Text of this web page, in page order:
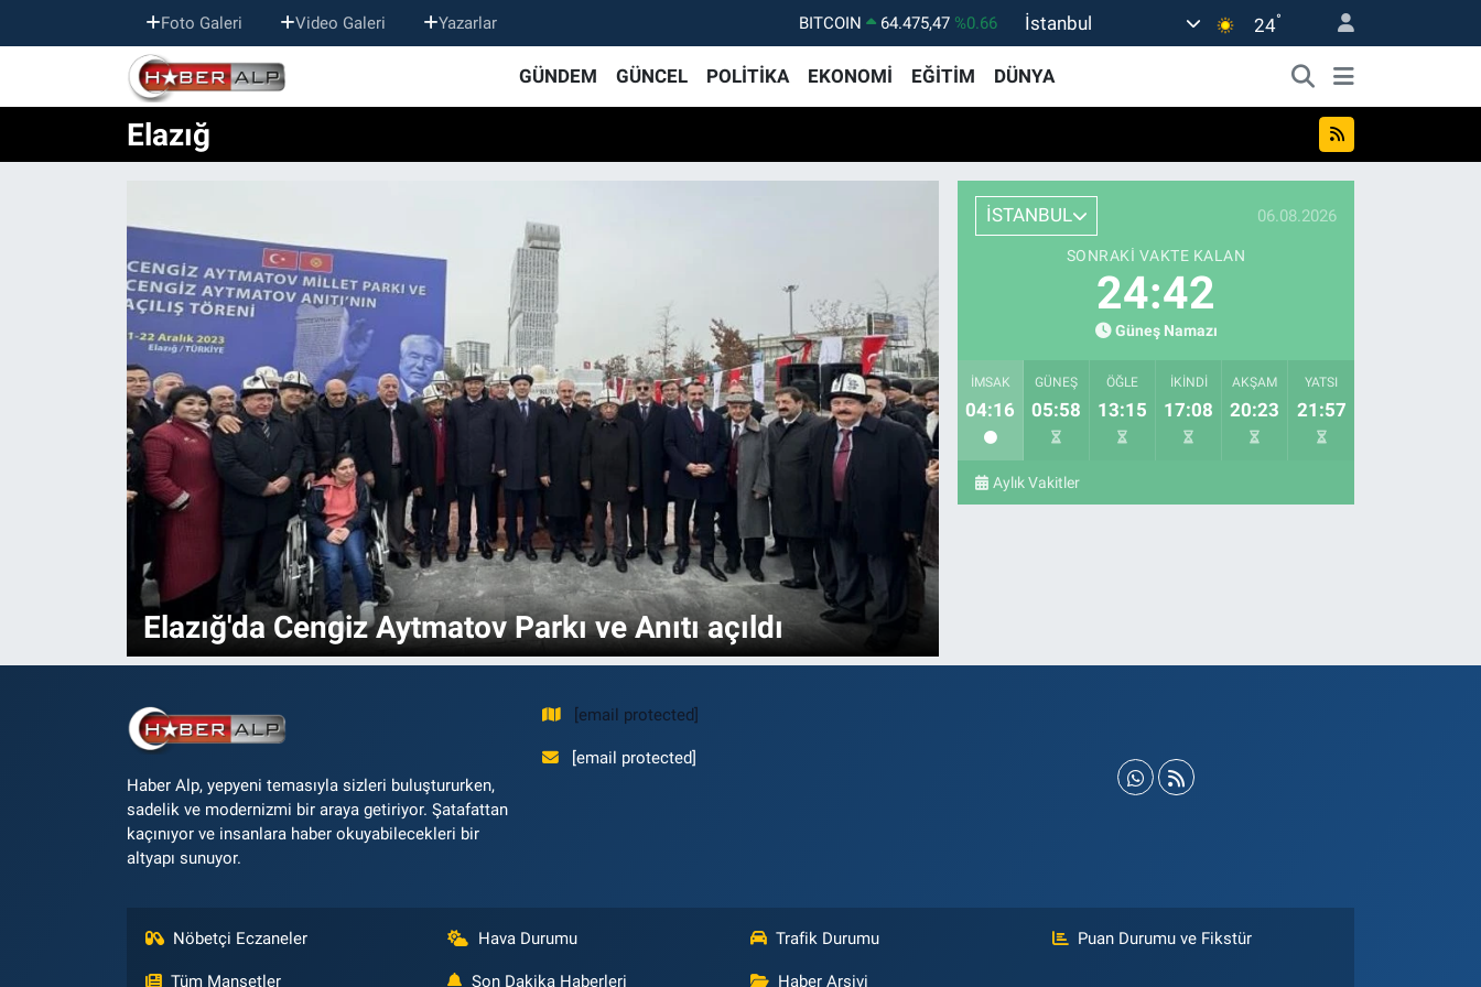
Foto Galeri Video Galeri Yazarlar BITCOIN 64.475,47 %0.66
47,5971
%0.05
EURO
55,1336 %0.18
GRAM ALTIN
6527.85
%0.54
%0
İstanbul 24°
GÜNDEM GÜNCEL POLİTİKA EKONOMİ EĞİTİM DÜNYA
Elazığ
Elazığ'da Cengiz Aytmatov Parkı ve Anıtı açıldı
İSTANBUL 06.08.2026
SONRAKI VAKTE KALAN
24:42
Güneş Namazı
İMSAK
04:16
GÜNEŞ
05:58
ÖĞLE
13:15
İKINDI
17:08
AKŞAM
20:23
YATSI
21:57
Aylık Vakitler
Haber Alp, yepyeni temasıyla sizleri buluştururken,
sadelik ve modernizmi bir araya getiriyor. Şatafattan
kaçınıyor ve insanlara haber okuyabilecekleri bir
altyapı sunuyor.
[email protected]
[email protected]
Nöbetçi Eczaneler Hava Durumu Trafik Durumu Puan Durumu ve Fikstür
Tüm Manşetler Son Dakika Haberleri Haber Arşivi
Nöbetçi Eczaneler
Hava Durumu
Süper Lig Puan Durumu ve Fikstür
Tüm Manşetler
Son Dakika Haberleri
Haber Arşivi